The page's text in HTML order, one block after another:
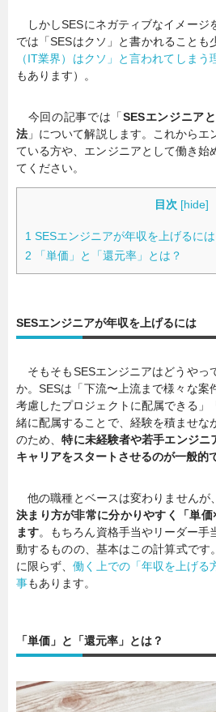
しかしSESにネガティブなイメージ
では「SESはクソ」と書かれることも
（IT業界）はクソ」と言われてしま
もあります）。
今回の記事では「SESエンジニア
法 」について解説します。これからエ
ている方や、エンジニアとして働き始
てください。
目次 [hide]
1 SESエンジニアが年収を上げるには
2 「単価」と「還元率」とは？
SESエンジニアが年収を上げるには
そもそもSESエンジニアはどうやっ
か。SESは「下流〜上流まで様々な案
考慮したプロジェクトに配属できる」
緒に配属することで、経験を積ませな
のため、特に未経験者や若手エンジニ
キャリアをスタートさせるのが一般的
他の職種とベースは変わりませんが、
決まり方が非常に分かりやすく「単
ます。もちろん資格手当やリーダー手
動するものの、基本はこの計算式です
に限らず、働く上での「年収を上げる
事もあります。
「単価」と「還元率」とは？